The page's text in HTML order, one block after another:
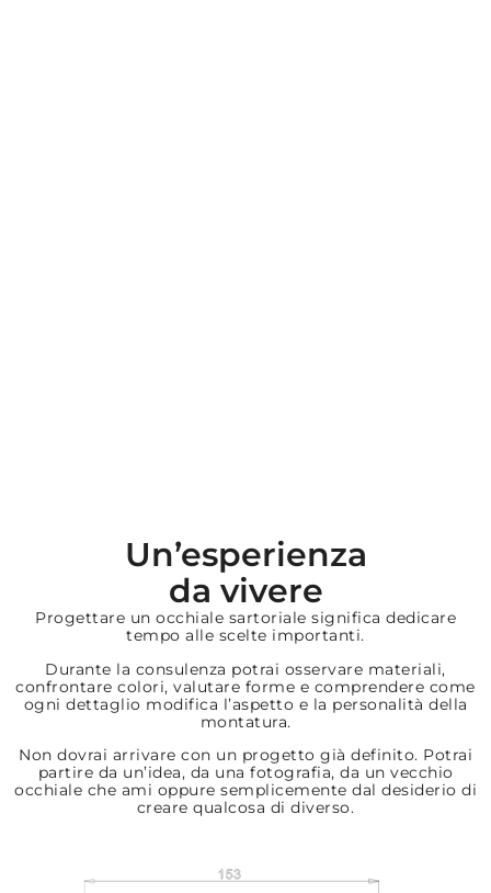
Un’esperienza
da vivere
Progettare un occhiale sartoriale significa dedicare
tempo alle scelte importanti.
Durante la consulenza potrai osservare materiali,
confrontare colori, valutare forme e comprendere come
ogni dettaglio modifica l’aspetto e la personalità della
montatura.
Non dovrai arrivare con un progetto già definito. Potrai
partire da un’idea, da una fotografia, da un vecchio
occhiale che ami oppure semplicemente dal desiderio di
creare qualcosa di diverso.